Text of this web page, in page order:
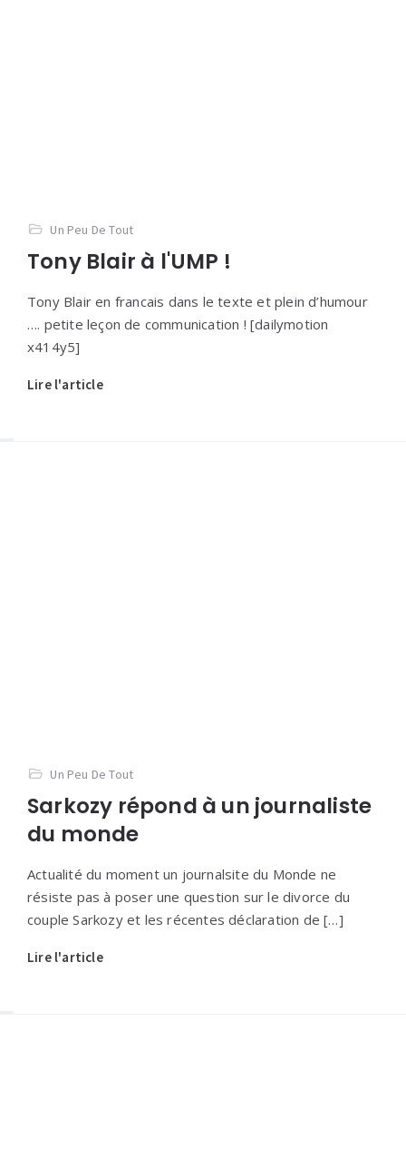
Un Peu De Tout
Tony Blair à l'UMP !
Tony Blair en francais dans le texte et plein d’humour
…. petite leçon de communication ! [dailymotion
x414y5]
Lire l'article
Un Peu De Tout
Sarkozy répond à un journaliste
du monde
Actualité du moment un journalsite du Monde ne
résiste pas à poser une question sur le divorce du
couple Sarkozy et les récentes déclaration de […]
Lire l'article